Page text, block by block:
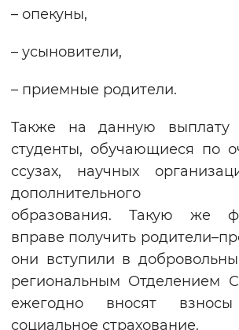
– опекуны,
– усыновители,
– приемные родители.
Также на данную выплату
студенты, обучающиеся по
ссузах, научных
дополнительного
образования. Такую же
вправе получить
они вступили в
региональным Отделением
ежегодно вносят
социальное страхование.